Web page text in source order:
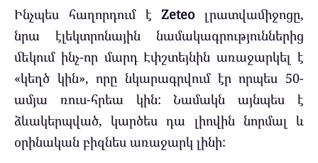
Ինչպես հաղորդում էZeteoլրատվամիջոցը,
նրա էլեկտրոնային նամակագրություններից
մեկում ինչ-որ մարդ Էփշտեյնին առաջարկել է
«կեղծ կին», որը նկարագրվում էր որպես 50-
ամյա ռուս-հրեա կին: Նամակն այնպես է
ձևակերպված, կարծես դա լիովին նորմալ և
օրինական բիզնես առաջարկ լինի: